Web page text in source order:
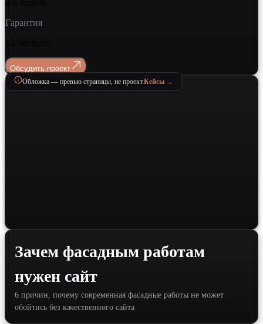
Гарантия
Обсудить проект
Обложка — превью страницы, не проект.Кейсы →
Зачем фасадным работам
нужен сайт
6 причин, почему современная фасадные работы не может
обойтись без качественного сайта